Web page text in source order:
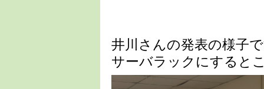
井川さんの発表の様子
サーバラックにすると